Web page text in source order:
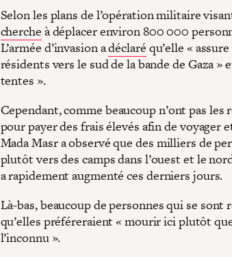
Selon les plans de l’opération militaire
cherche à déplacer environ 800 000
L’armée d’invasion adéclaré qu’elle «
résidents vers le sud de la bande de Gaza »
tentes ».
Cependant, comme beaucoup n’ont pas
pour payer des frais élevés afin de voyager
Mada Masr a observé que des milliers de
plutôt vers des camps dans l’ouest et le
a rapidement augmenté ces derniers jours.
Là-bas, beaucoup de personnes qui se
qu’elles préféreraient « mourir ici plutôt
l’inconnu ».